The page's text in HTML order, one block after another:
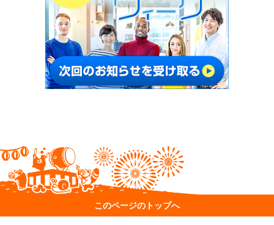
このページのトップへ